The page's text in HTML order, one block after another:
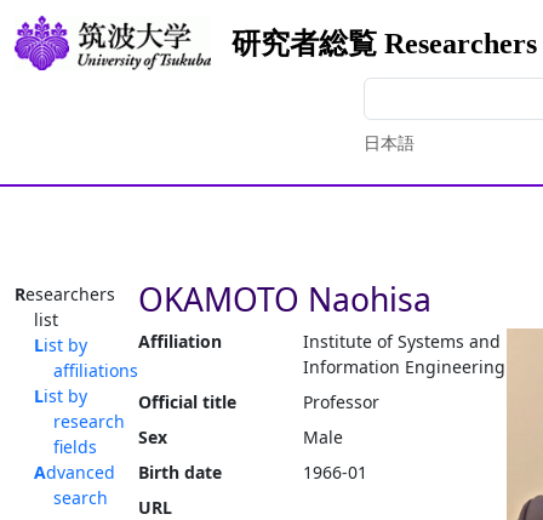
研究者総覧
日本語
Researchers
list
List by
affiliations
List by
research
fields
Advanced
search
OKAMOTO Naohisa
Affiliation
Institute of Systems and
Information Engineering
Official title
Professor
Sex
Male
Birth date
1966-01
URL